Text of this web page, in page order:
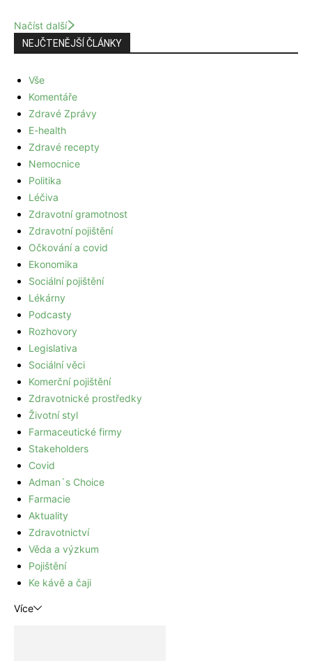
Načíst další
NEJČTENĚJŠÍ ČLÁNKY
Vše
Komentáře
Zdravé Zprávy
E-health
Zdravé recepty
Nemocnice
Politika
Léčiva
Zdravotní gramotnost
Zdravotní pojištění
Očkování a covid
Ekonomika
Sociální pojištění
Lékárny
Podcasty
Rozhovory
Legislativa
Sociální věci
Komerční pojištění
Zdravotnické prostředky
Životní styl
Farmaceutické firmy
Stakeholders
Covid
Adman´s Choice
Farmacie
Aktuality
Zdravotnictví
Věda a výzkum
Pojištění
Ke kávě a čaji
Více